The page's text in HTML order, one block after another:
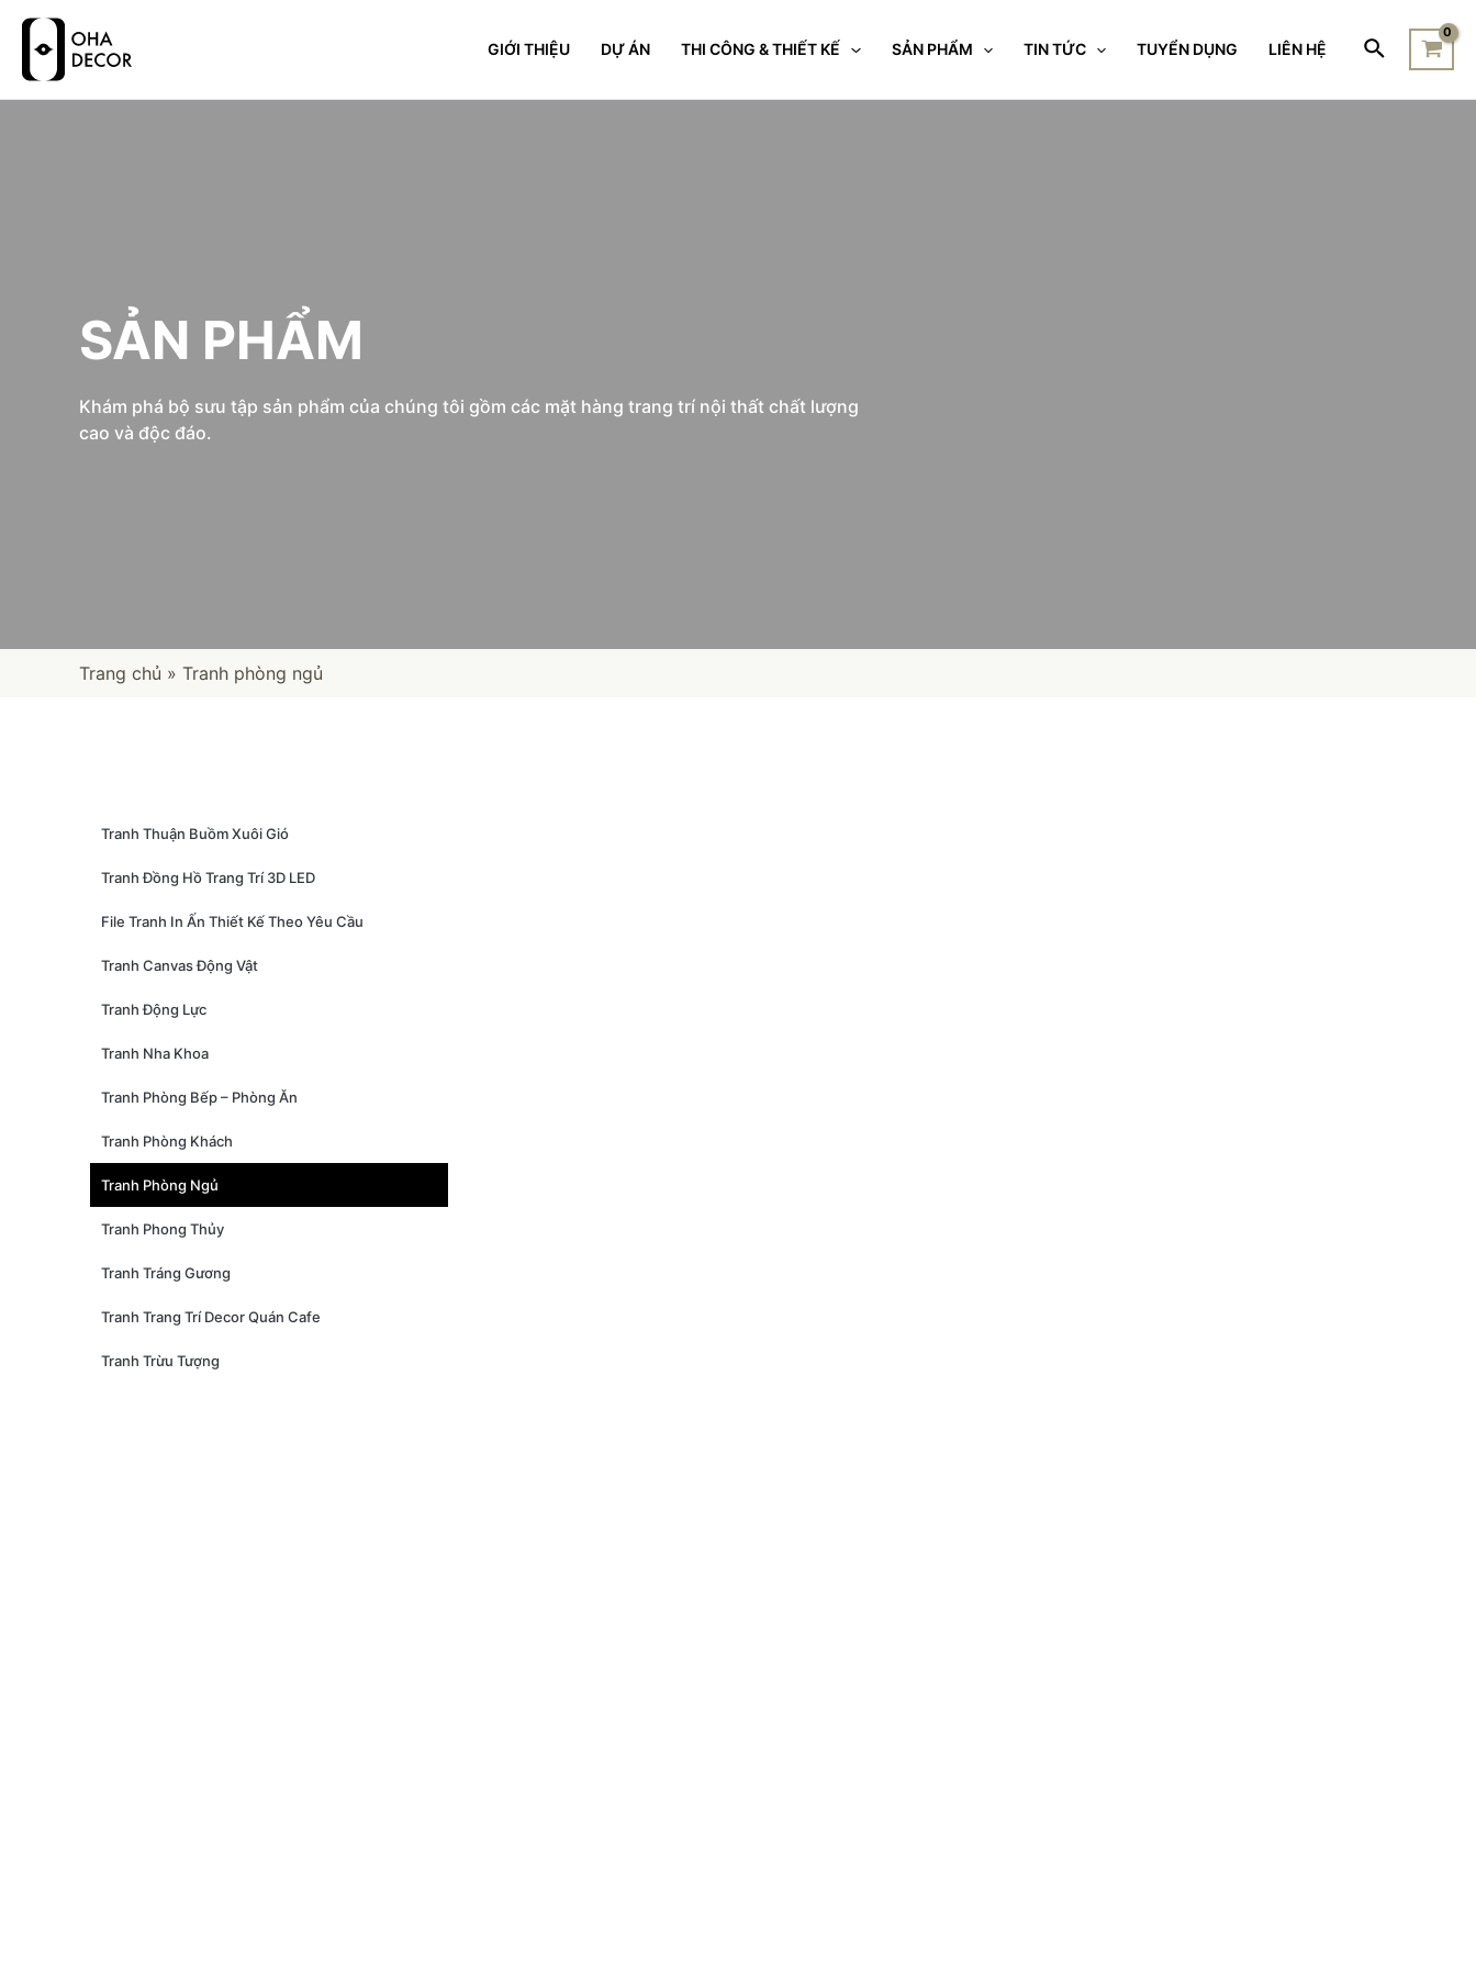
GIỚI THIỆU DỰ ÁN THI CÔNG & THIẾT KẾ SẢN PHẨM TIN TỨC TUYỂN DỤNG LIÊN HỆ
SẢN PHẨM
Khám phá bộ sưu tập sản phẩm của chúng tôi gồm các mặt hàng trang trí nội thất chất lượng
cao và độc đáo.
Trang chủ » Tranh phòng ngủ
Tranh Thuận Buồm Xuôi Gió
Tranh Đồng Hồ Trang Trí 3D LED
File Tranh In Ấn Thiết Kế Theo Yêu Cầu
Tranh Canvas Động Vật
Tranh Động Lực
Tranh Nha Khoa
Tranh Phòng Bếp – Phòng Ăn
Tranh Phòng Khách
Tranh Phòng Ngủ
Tranh Phong Thủy
Tranh Tráng Gương
Tranh Trang Trí Decor Quán Cafe
Tranh Trừu Tượng